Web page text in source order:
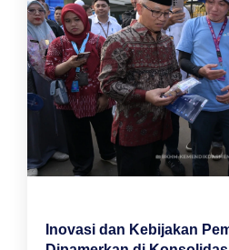
Inovasi dan Kebijakan